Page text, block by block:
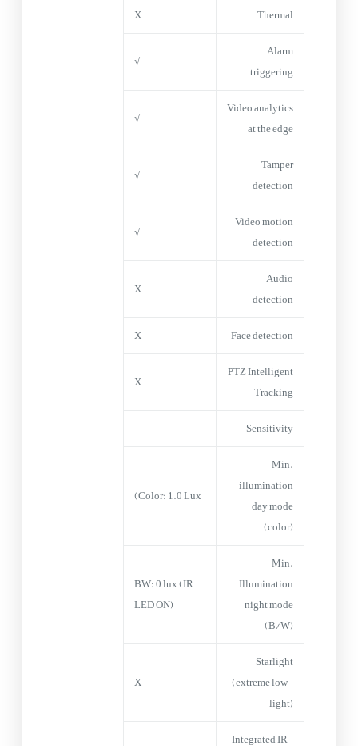
Thermal
X
Alarm
triggering
√
Video analytics
at the edge
√
Tamper
detection
√
Video motion
detection
√
Audio
detection
X
Face detection
X
PTZ Intelligent
Tracking
X
Sensitivity
Min.
illumination
day mode
(color)
Color: 1.0 Lux)
Min.
Illumination
night mode
(B/W)
BW: 0 lux (IR
LED ON)
Starlight
(extreme low-
light)
X
Integrated IR-